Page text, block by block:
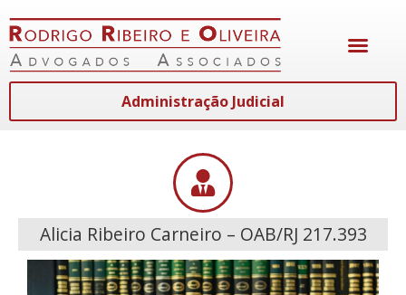
Administração Judicial
Alicia Ribeiro Carneiro – OAB/RJ 217.393